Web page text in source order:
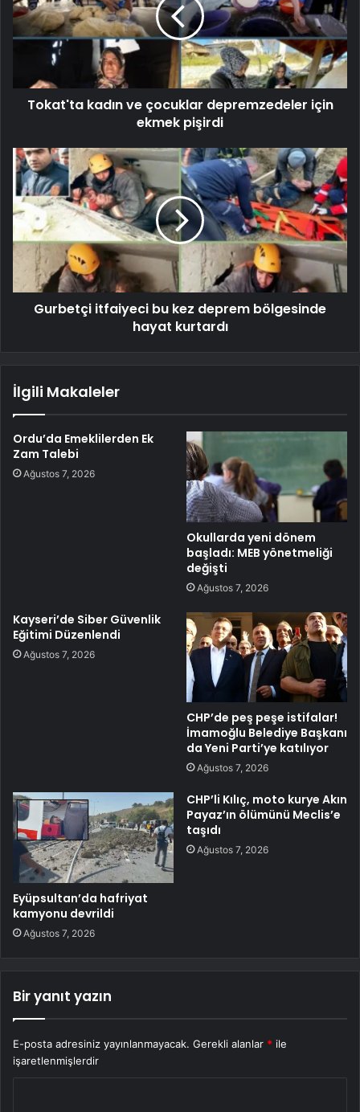
Tokat'ta kadın ve çocuklar depremzedeler için
ekmek pişirdi
Gurbetçi itfaiyeci bu kez deprem bölgesinde
hayat kurtardı
İlgili Makaleler
Ordu’da Emeklilerden Ek
Zam Talebi
Ağustos 7, 2026
Okullarda yeni dönem
başladı: MEB yönetmeliği
değişti
Ağustos 7, 2026
Kayseri’de Siber Güvenlik
Eğitimi Düzenlendi
Ağustos 7, 2026
CHP’de peş peşe istifalar!
İmamoğlu Belediye Başkanı
da Yeni Parti’ye katılıyor
Ağustos 7, 2026
Eyüpsultan’da hafriyat
kamyonu devrildi
Ağustos 7, 2026
CHP’li Kılıç, moto kurye Akın
Payaz’ın ölümünü Meclis’e
taşıdı
Ağustos 7, 2026
Bir yanıt yazın
E-posta adresiniz yayınlanmayacak. Gerekli alanlar * ile
işaretlenmişlerdir